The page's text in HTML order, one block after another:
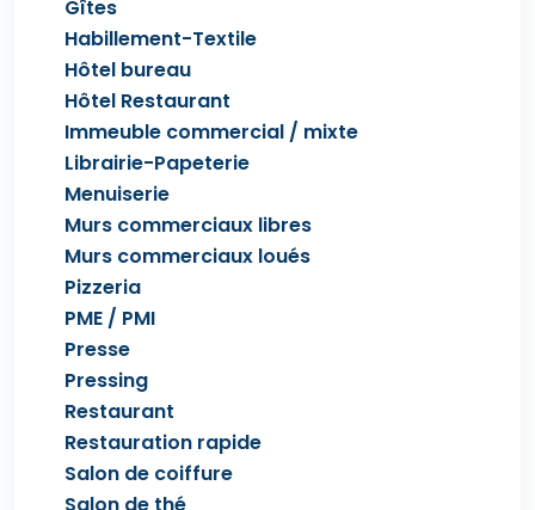
Gîtes
Habillement-Textile
Hôtel bureau
Hôtel Restaurant
Immeuble commercial / mixte
Librairie-Papeterie
Menuiserie
Murs commerciaux libres
Murs commerciaux loués
Pizzeria
PME / PMI
Presse
Pressing
Restaurant
Restauration rapide
Salon de coiffure